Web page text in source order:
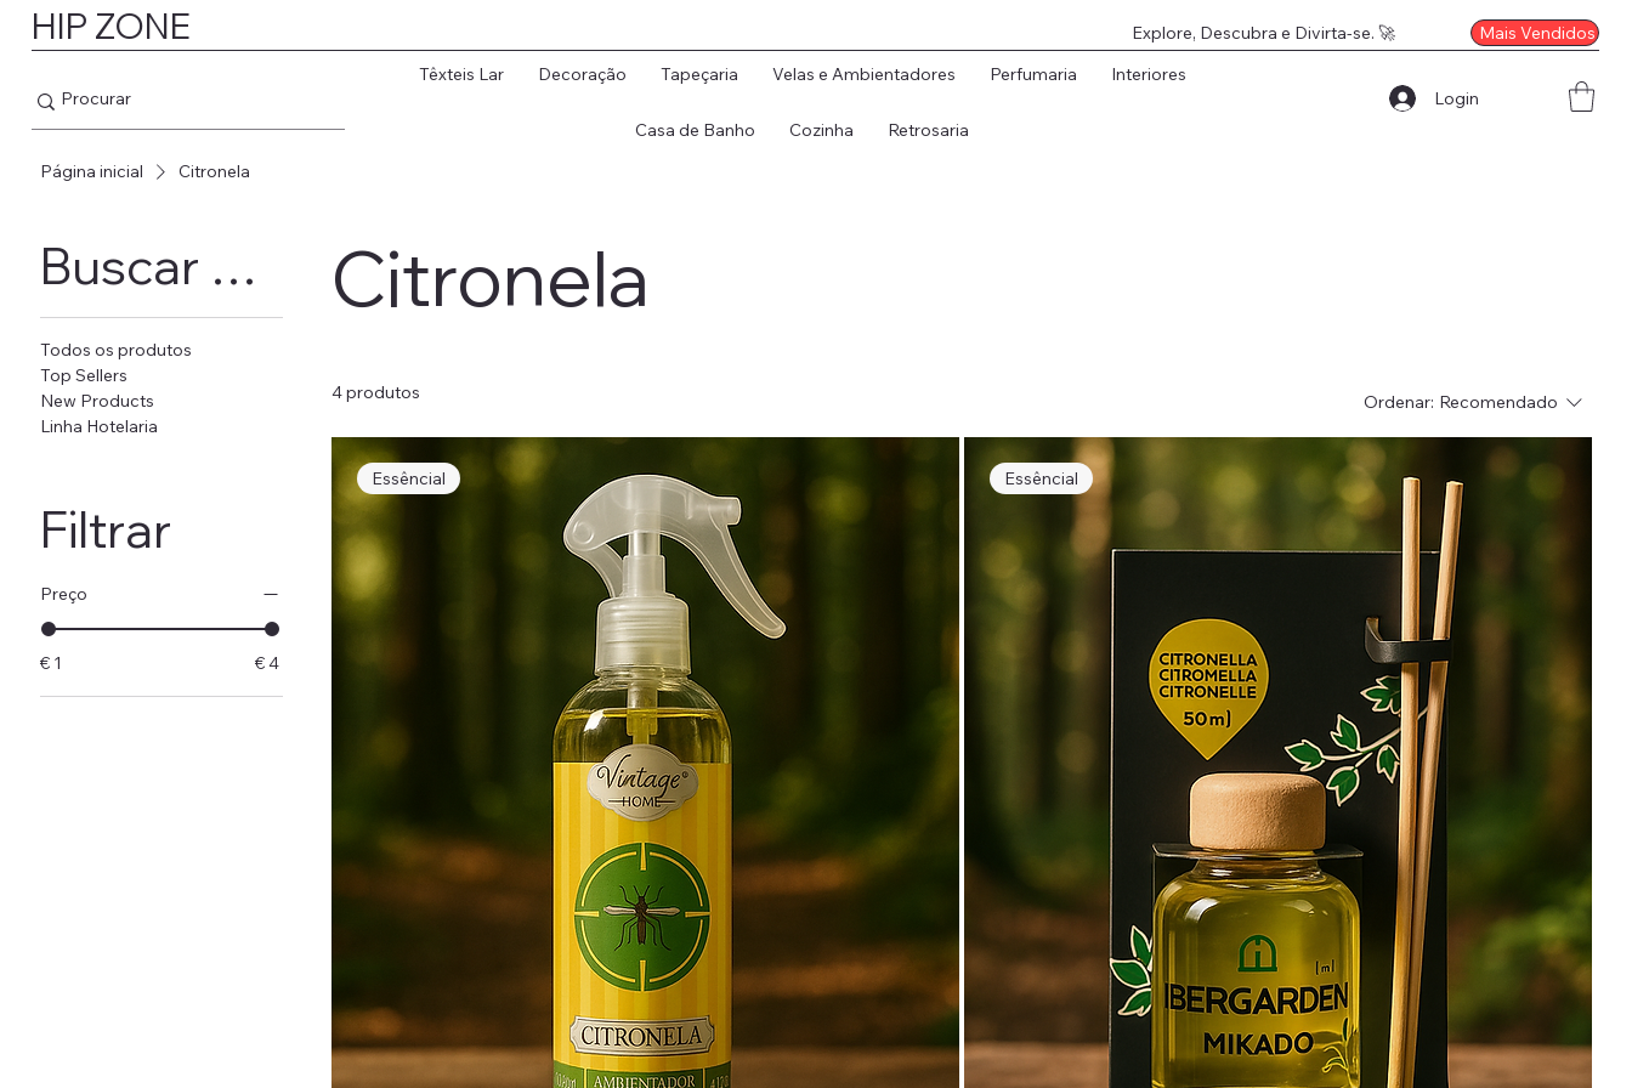
HIP ZONE Explore, Descubra e Divirta-se. 🚀
Mais Vendidos
Têxteis Lar
Decoração Tapeçaria Velas e Ambientadores Perfumaria Interiores
Casa de Banho Cozinha Retrosaria
Login
Página inicial Citronela
Buscar por
Todos os produtos
Top Sellers
New Products
Linha Hotelaria
Filtrar
Preço
€ 1 € 4
Citronela
4 produtos Ordenar: Recomendado
Essêncial Essêncial